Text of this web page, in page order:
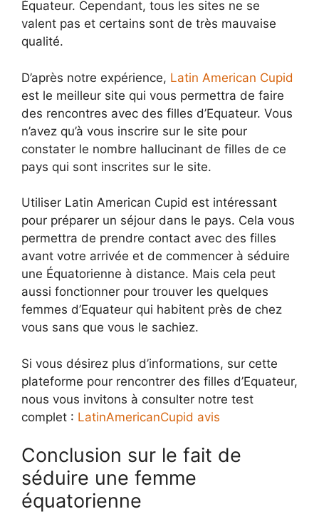
Équateur. Cependant, tous les sites ne se
valent pas et certains sont de très mauvaise
qualité.
D’après notre expérience, Latin American Cupid
est le meilleur site qui vous permettra de faire
des rencontres avec des filles d’Equateur. Vous
n’avez qu’à vous inscrire sur le site pour
constater le nombre hallucinant de filles de ce
pays qui sont inscrites sur le site.
Utiliser Latin American Cupid est intéressant
pour préparer un séjour dans le pays. Cela vous
permettra de prendre contact avec des filles
avant votre arrivée et de commencer à séduire
une Équatorienne à distance. Mais cela peut
aussi fonctionner pour trouver les quelques
femmes d’Equateur qui habitent près de chez
vous sans que vous le sachiez.
Si vous désirez plus d’informations, sur cette
plateforme pour rencontrer des filles d’Equateur,
nous vous invitons à consulter notre test
complet : LatinAmericanCupid avis
Conclusion sur le fait de
séduire une femme
équatorienne